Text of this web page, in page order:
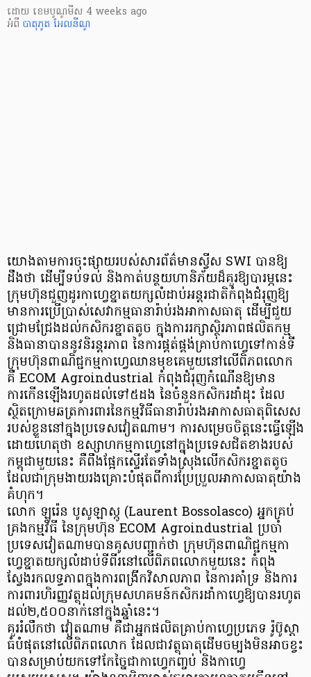
ដោយ ​ ខេមបូណូមីស 4 weeks ago
អំពី បាតុភូត អែលនីណូ
យោងតាមការចុះផ្សាយរបស់សារព័ត៌មានស្វីស SWI បានឱ្យ
ដឹងថា ដើម្បីទប់ទល់ និងកាត់បន្ថយហានិភ័យដ៏គួរឱ្យបារម្ភនេះ
ក្រុមហ៊ុនជួញដូរកាហ្វេខ្នាតយក្សលំដាប់អន្តរជាតិកំពុងជំរុញឱ្យ
មានការប្រើប្រាស់សេវាកម្មធានារ៉ាប់រងអាកាសធាតុ ដើម្បីជួយ
ជ្រោមជ្រែងដល់កសិករខ្នាតតូច ក្នុងការរក្សាស្ថិរភាពផលិតកម្ម
និងធានាបាននូវនិរន្តរភាព នៃការផ្គត់ផ្គង់គ្រាប់កាហ្វេទៅកាន់ទី
ក្រុមហ៊ុនពាណិជ្ជកម្មកាហ្វេឈានមុខគេមួយនៅលើពិភពលោក
គឺ ECOM Agroindustrial កំពុងជំរុញកំណើនឱ្យមាន
ការកើនឡើងរហូតដល់ទៅ៥ដង នៃចំនួនកសិករដាំដុះ ដែល
ស្ថិតក្រោមឆត្រការពារនៃកម្មវិធីធានារ៉ាប់រងអាកាសធាតុពិសេស
របស់ខ្លួននៅក្នុងប្រទេសវៀតណាម។ ការសម្រេចចិត្តនេះធ្វើឡើង
ដោយហេតុថា ឧស្សាហកម្មកាហ្វេនៅក្នុងប្រទេសជិតខាងរបស់
កម្ពុជាមួយនេះ គឺពឹងផ្អែកស្ទើរតែទាំងស្រុងលើកសិករខ្នាតតូច
ដែលជាក្រុមងាយរងគ្រោះបំផុតពីការប្រែប្រួលអាកាសធាតុយ៉ាង
គំហុក។
លោក ឡូរ៉េន បូសូឡាស្កូ (Laurent Bossolasco) អ្នកគ្រប់
គ្រងកម្មវិធី នៃក្រុមហ៊ុន ECOM Agroindustrial ប្រចាំ
ប្រទេសវៀតណាមបានគូសបញ្ជាក់ថា ក្រុមហ៊ុនពាណិជ្ជកម្មកា
ហ្វេខ្នាតយក្សលំដាប់ទីពីរនៅលើពិភពលោកមួយនេះ កំពុង
ស្វែងរកលទ្ធភាពក្នុងការពង្រីកវិសាលភាព នៃការគាំទ្រ និងការ
ការពារហិរញ្ញវត្ថុដល់ក្រុមសហគមន៍កសិករដាំកាហ្វេឱ្យបានរហូត
ដល់២,៥០០នាក់នៅក្នុងឆ្នាំនេះ។
គួររំលឹកថា វៀតណាម គឺជាអ្នកផលិតគ្រាប់កាហ្វេប្រភេទ រ៉ូប៊ូស្តា
ធំបំផុតនៅលើពិភពលោក ដែលជាវត្ថុធាតុដើមចម្បងមិនអាចខ្វះ
បានសម្រាប់យកទៅកែច្នៃជាកាហ្វេកញ្ចប់ និងកាហ្វេ